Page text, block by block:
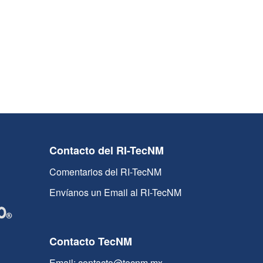
Contacto del RI-TecNM
Comentarios del RI-TecNM
Envíanos un Email al RI-TecNM
Contacto TecNM